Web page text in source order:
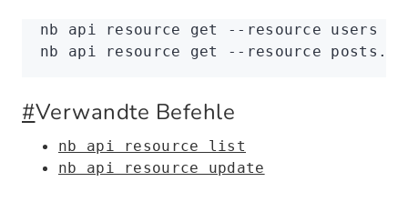
nb api resource get --resource users
nb api resource get --resource
#Verwandte Befehle
nb api resource list
nb api resource update